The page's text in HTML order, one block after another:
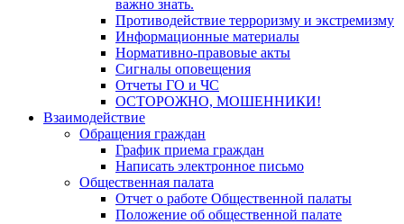
важно знать.
Противодействие терроризму и экстремизму
Информационные материалы
Нормативно-правовые акты
Сигналы оповещения
Отчеты ГО и ЧС
ОСТОРОЖНО, МОШЕННИКИ!
Взаимодействие
Обращения граждан
График приема граждан
Написать электронное письмо
Общественная палата
Отчет о работе Общественной палаты
Положение об общественной палате